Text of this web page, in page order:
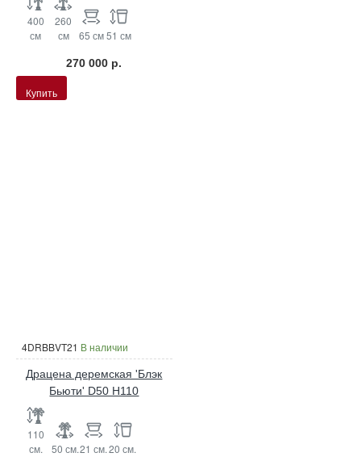
400
см
260
см
65 см 51 см
270 000 р.
Купить
4DRBBVT21 В наличии
Драцена деремская 'Блэк
Бьюти' D50 H110
110
см.
50 см.21 см.20 см.